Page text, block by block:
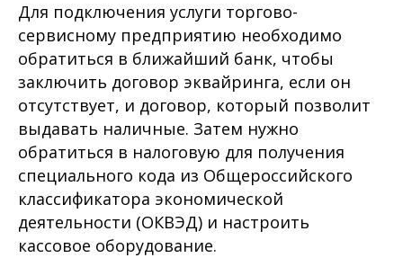
Для подключения услуги торгово-
сервисному предприятию необходимо
обратиться в ближайший банк, чтобы
заключить договор эквайринга, если он
отсутствует, и договор, который позволит
выдавать наличные. Затем нужно
обратиться в налоговую для получения
специального кода из Общероссийского
классификатора экономической
деятельности (ОКВЭД) и настроить
кассовое оборудование.